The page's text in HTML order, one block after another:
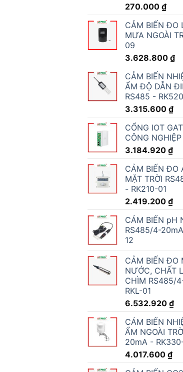
270.000 ₫
CẢM BIẾN ĐO
MƯA NGOÀI
09
3.628.800 ₫
CẢM BIẾN
ẨM ĐỘ DẪN
RS485 -
3.315.600 ₫
CỔNG IOT
CÔNG
3.184.920 ₫
CẢM BIẾN ĐO
MẶT TRỜI
- RK210-01
2.419.200 ₫
CẢM BIẾN pH
RS485/4-
12
CẢM BIẾN ĐO
NƯỚC, CHẤT
CHÌM RS485/
RKL-01
6.532.920 ₫
CẢM BIẾN
ẨM NGOÀI
20mA -
4.017.600 ₫